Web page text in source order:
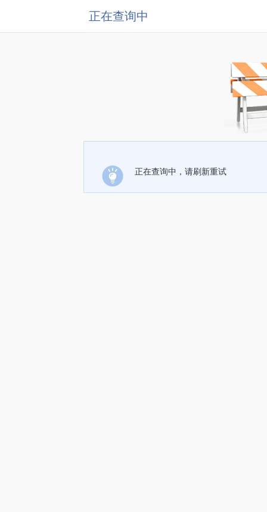
正在查询中
正在查询中，请刷新重试